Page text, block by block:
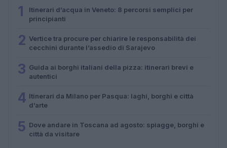
1
Itinerari d’acqua in Veneto: 8 percorsi semplici per
principianti
2 Vertice tra procure per chiarire le responsabilità dei
cecchini durante l’assedio di Sarajevo
3 Guida ai borghi italiani della pizza: itinerari brevi e
autentici
4 Itinerari da Milano per Pasqua: laghi, borghi e città
d’arte
5 Dove andare in Toscana ad agosto: spiagge, borghi e
città da visitare